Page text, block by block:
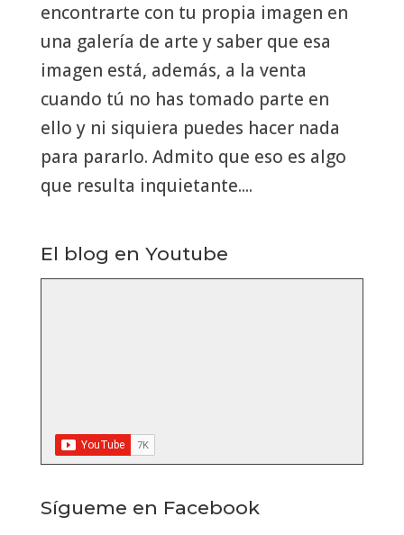
encontrarte con tu propia imagen en
una galería de arte y saber que esa
imagen está, además, a la venta
cuando tú no has tomado parte en
ello y ni siquiera puedes hacer nada
para pararlo. Admito que eso es algo
que resulta inquietante....
El blog en Youtube
Sígueme en Facebook